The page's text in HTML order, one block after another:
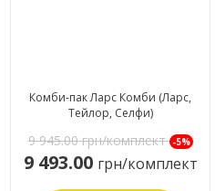
Комби-пак Ларс Комби (Ларс,
Тейлор, Селфи)
9 945.00грн/комплект -5%
9 493.00 грн/комплект